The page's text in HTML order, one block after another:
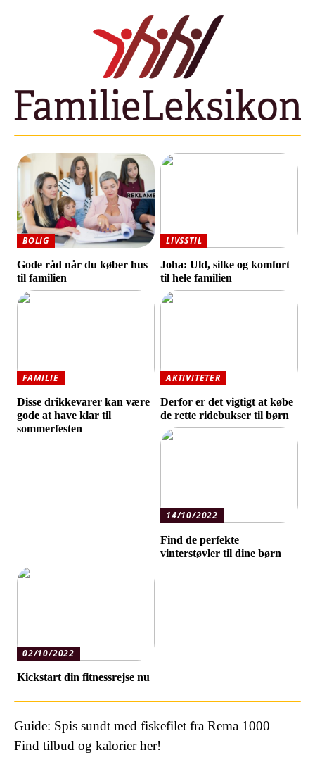
BOLIG
Gode råd når du køber hus
til familien
LIVSSTIL
Joha: Uld, silke og komfort
til hele familien
FAMILIE
Disse drikkevarer kan være
gode at have klar til
sommerfesten
AKTIVITETER
Derfor er det vigtigt at købe
de rette ridebukser til børn
14/10/2022
Find de perfekte
vinterstøvler til dine børn
02/10/2022
Kickstart din fitnessrejse nu
Guide: Spis sundt med fiskefilet fra Rema 1000 –
Find tilbud og kalorier her!